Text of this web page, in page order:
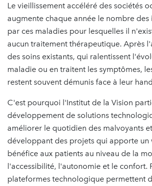
Le vieillissement accéléré des sociétés
augmente chaque année le nombre
par ces maladies pour lesquelles il
aucun traitement thérapeutique. Après
des soins existants, qui ralentissent
maladie ou en traitent les symptômes,
restent souvent démunis face à leur
C'est pourquoi l'Institut de la Vision
développement de solutions
améliorer le quotidien des malvoyants
développant des projets qui apporte un
bénéfice aux patients au niveau de la
l'accessibilité, l'autonomie et le confort.
plateformes technologique permettent